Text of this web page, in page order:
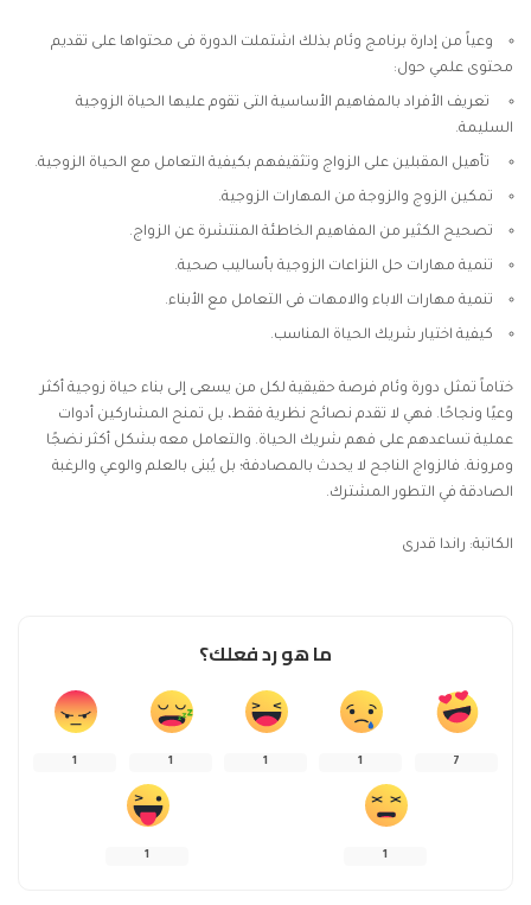
وعياً من إدارة برنامج وئام بذلك اشتملت الدورة فى محتواها على تقديم
محتوى علمي حول:
‌ تعريف الأفراد بالمفاهيم الأساسية التى تقوم عليها الحياة الزوجية
السليمة.
‌ تأهيل المقبلين على الزواج وتثقيفهم بكيفية التعامل مع الحياة الزوجية.
‌تمكين الزوج والزوجة من المهارات الزوجية.
‌تصحيح الكثير من المفاهيم الخاطئة المنتشرة عن الزواج.
‌تنمية مهارات حل النزاعات الزوجية بأساليب صحية.
‌تنمية مهارات الاباء والامهات فى التعامل مع الأبناء.
‌كيفية اختيار شريك الحياة المناسب.
ختاماً تمثل دورة وئام فرصة حقيقية لكل من يسعى إلى بناء حياة زوجية أكثر
وعيًا ونجاحًا. فهي لا تقدم نصائح نظرية فقط، بل تمنح المشاركين أدوات
عملية تساعدهم على فهم شريك الحياة. والتعامل معه بشكل أكثر نضجًا
ومرونة. فالزواج الناجح لا يحدث بالمصادفة؛ بل يُبنى بالعلم والوعي والرغبة
الصادقة في التطور المشترك.
الكاتبة: راندا قدرى
ما هو رد فعلك؟
7
1
1
1
1
1
1